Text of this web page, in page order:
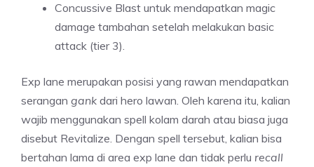
Concussive Blast untuk mendapatkan magic
damage tambahan setelah melakukan basic
attack (tier 3).
Exp lane merupakan posisi yang rawan mendapatkan
serangan gank dari hero lawan. Oleh karena itu, kalian
wajib menggunakan spell kolam darah atau biasa juga
disebut Revitalize. Dengan spell tersebut, kalian bisa
bertahan lama di area exp lane dan tidak perlu recall